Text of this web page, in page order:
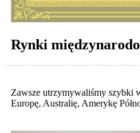
Rynki
Zawsze utrzymywaliśmy szybki
Europę, Australię, Amerykę